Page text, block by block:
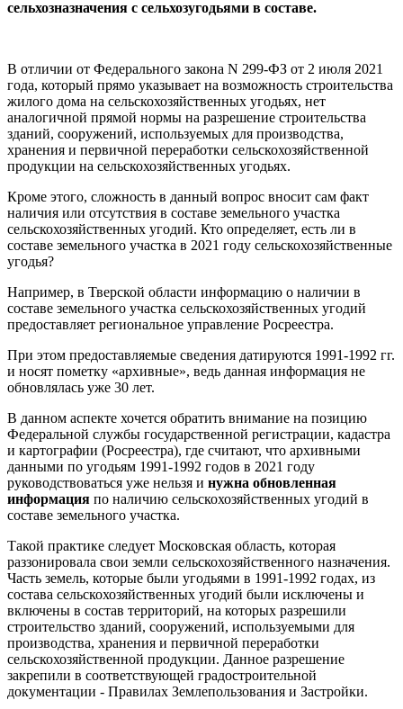
сельхозназначения с сельхозугодьями в составе.
В отличии от Федерального закона N 299-ФЗ от 2 июля 2021
года, который прямо указывает на возможность строительства
жилого дома на сельскохозяйственных угодьях, нет
аналогичной прямой нормы на разрешение строительства
зданий, сооружений, используемых для производства,
хранения и первичной переработки сельскохозяйственной
продукции на сельскохозяйственных угодьях.
Кроме этого, сложность в данный вопрос вносит сам факт
наличия или отсутствия в составе земельного участка
сельскохозяйственных угодий. Кто определяет, есть ли в
составе земельного участка в 2021 году сельскохозяйственные
угодья?
Например, в Тверской области информацию о наличии в
составе земельного участка сельскохозяйственных угодий
предоставляет региональное управление Росреестра.
При этом предоставляемые сведения датируются 1991-1992 гг.
и носят пометку «архивные», ведь данная информация не
обновлялась уже 30 лет.
В данном аспекте хочется обратить внимание на позицию
Федеральной службы государственной регистрации, кадастра
и картографии (Росреестра), где считают, что архивными
данными по угодьям 1991-1992 годов в 2021 году
руководствоваться уже нельзя и нужна обновленная
информация по наличию сельскохозяйственных угодий в
составе земельного участка.
Такой практике следует Московская область, которая
раззонировала свои земли сельскохозяйственного назначения.
Часть земель, которые были угодьями в 1991-1992 годах, из
состава сельскохозяйственных угодий были исключены и
включены в состав территорий, на которых разрешили
строительство зданий, сооружений, используемыми для
производства, хранения и первичной переработки
сельскохозяйственной продукции. Данное разрешение
закрепили в соответствующей градостроительной
документации - Правилах Землепользования и Застройки.